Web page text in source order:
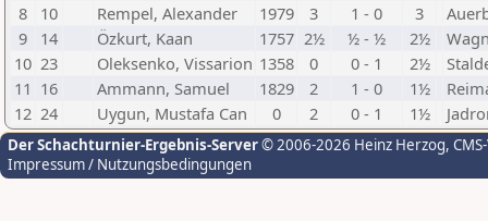
8
10 Rempel, Alexander 1979 3 1 - 0 3
9
14 Özkurt, Kaan 1757 2½ ½ - ½ 2½
10 23 Oleksenko, Vissarion 1358 0 0 - 1 2½
11 16 Ammann, Samuel 1829 2 1 - 0 1½
12 24 Uygun, Mustafa Can 0 2 0 - 1 1½
Der Schachturnier-Ergebnis-Server© 2006-2026 Heinz Herzog,
Impressum / Nutzungsbedingungen